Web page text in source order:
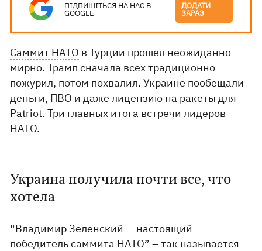
ПІДПИШІТЬСЯ НА НАС В
GOOGLE
ДОДАТИ
ЗАРАЗ
Саммит НАТО в Турции прошел неожиданно
мирно. Трамп сначала всех традиционно
пожурил, потом похвалил. Украине пообещали
деньги, ПВО и даже лицензию на ракеты для
Patriot. Три главных итога встречи лидеров
НАТО.
Украина получила почти все, что
хотела
“Владимир Зеленский — настоящий
победитель саммита НАТО” – так называется